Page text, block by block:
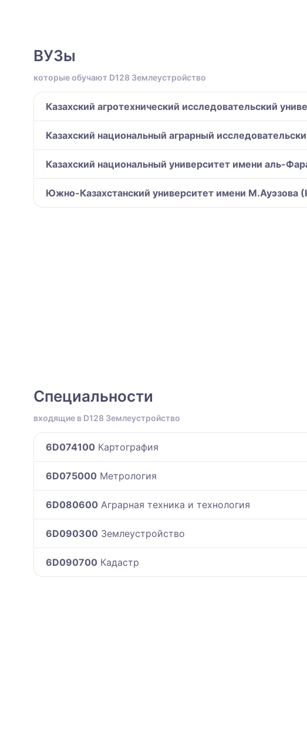
ВУЗы
которые обучают D128 Землеустройство
Казахский агротехнический исследовательский
Казахский национальный аграрный
Казахский национальный университет имени аль-
Южно-Казахстанский университет имени М.Ауэзова
Специальности
входящие в D128 Землеустройство
6D074100 Картография
6D075000 Метрология
6D080600 Аграрная техника и технология
6D090300 Землеустройство
6D090700 Кадастр